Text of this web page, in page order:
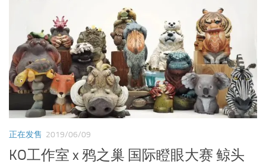
正在发售 2019/06/09
KO工作室 x 鸦之巢 国际瞪眼大赛 鲸头